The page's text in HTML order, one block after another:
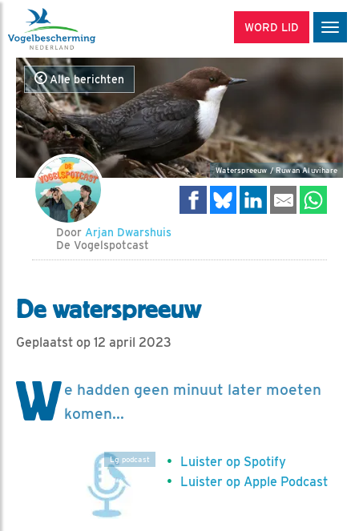
WORD LID
Alle berichten
Waterspreeuw / Ruwan Aluvihare
Door Arjan Dwarshuis
De Vogelspotcast
De waterspreeuw
Geplaatst op 12 april 2023
We hadden geen minuut later moeten
komen...
Lg podcast
Luister op Spotify
Luister op Apple Podcast